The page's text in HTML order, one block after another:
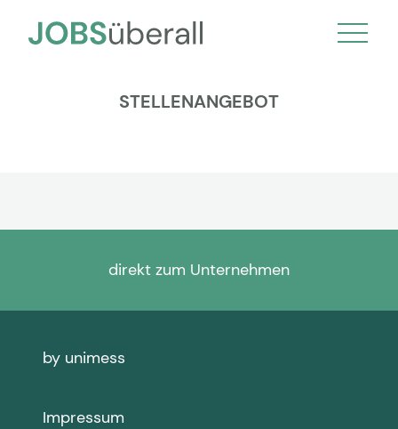
STELLENANGEBOT
direkt zum Unternehmen
by unimess
Impressum